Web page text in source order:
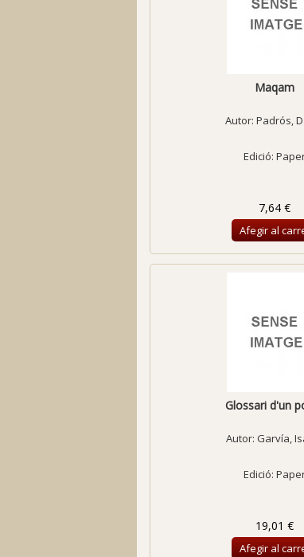
Maqam
Autor:Padrós,
Edició:
7,64 €
Afegir al
Glossari d'un
Autor: Garvía,
Edició:
19,01 €
Afegir al